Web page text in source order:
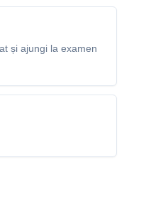
și ajungi la examen